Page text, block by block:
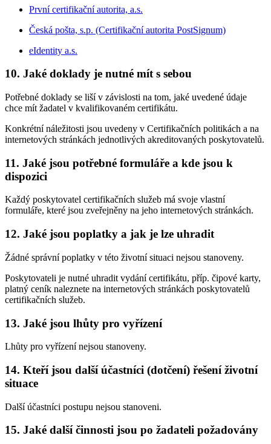
První certifikační autorita, a.s.
Česká pošta, s.p. (Certifikační autorita PostSignum)
eIdentity a.s.
10. Jaké doklady je nutné mít s sebou
Potřebné doklady se liší v závislosti na tom, jaké uvedené údaje
chce mít žadatel v kvalifikovaném certifikátu.
Konkrétní náležitosti jsou uvedeny v Certifikačních politikách a na
internetových stránkách jednotlivých akreditovaných poskytovatelů.
11. Jaké jsou potřebné formuláře a kde jsou k
dispozici
Každý poskytovatel certifikačních služeb má svoje vlastní
formuláře, které jsou zveřejněny na jeho internetových stránkách.
12. Jaké jsou poplatky a jak je lze uhradit
Žádné správní poplatky v této životní situaci nejsou stanoveny.
Poskytovateli je nutné uhradit vydání certifikátu, příp. čipové karty,
platný ceník naleznete na internetových stránkách poskytovatelů
certifikačních služeb.
13. Jaké jsou lhůty pro vyřízení
Lhůty pro vyřízení nejsou stanoveny.
14. Kteří jsou další účastníci (dotčení) řešení životní
situace
Další účastníci postupu nejsou stanoveni.
15. Jaké další činnosti jsou po žadateli požadovány